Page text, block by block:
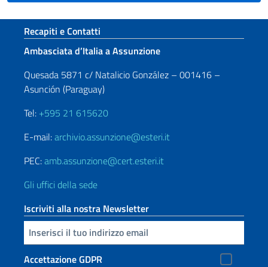
Sezione footer
Recapiti e Contatti
Ambasciata d’Italia a Assunzione
Quesada 5871 c/ Natalicio González – 001416 –
Asunción (Paraguay)
Tel: +595 21 615620
E-mail:archivio.assunzione@esteri.it
PEC:amb.assunzione@cert.esteri.it
Gli uffici della sede
Iscriviti alla nostra Newsletter
Inserisci la tua email
Accettazione GDPR